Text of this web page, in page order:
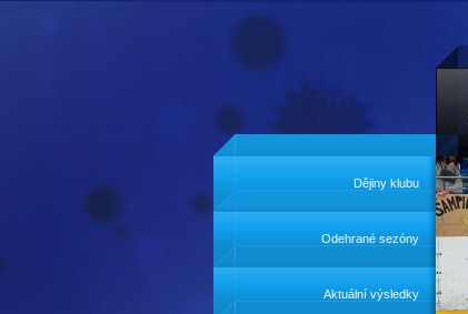
Dějiny klubu
Odehrané sezóny
Aktuální výsledky